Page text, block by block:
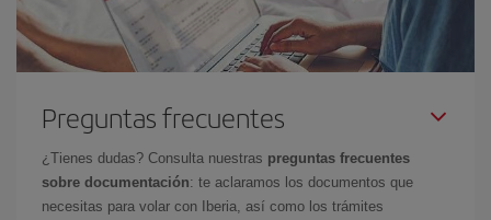
Preguntas frecuentes
¿Tienes dudas? Consulta nuestras preguntas frecuentes
sobre documentación: te aclaramos los documentos que
necesitas para volar con Iberia, así como los trámites